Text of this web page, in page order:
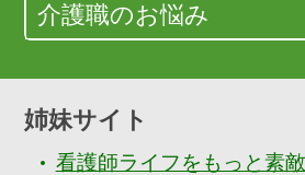
介護職のお悩み
姉妹サイト
看護師ライフをもっと素